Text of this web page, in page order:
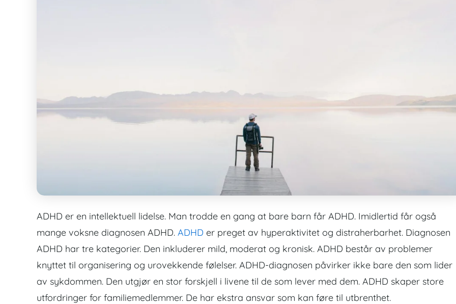
ADHD er en intellektuell lidelse. Man trodde en gang at bare barn får ADHD. Imidlertid får også
mange voksne diagnosen ADHD. ADHD er preget av hyperaktivitet og distraherbarhet. Diagnosen
ADHD har tre kategorier. Den inkluderer mild, moderat og kronisk. ADHD består av problemer
knyttet til organisering og urovekkende følelser. ADHD-diagnosen påvirker ikke bare den som lider
av sykdommen. Den utgjør en stor forskjell i livene til de som lever med dem. ADHD skaper store
utfordringer for familiemedlemmer. De har ekstra ansvar som kan føre til utbrenthet.